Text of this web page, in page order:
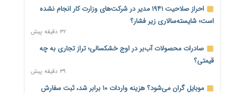
احراز صلاحیت ۱۹۴۱ مدیر در شرکت‌های وزارت کار انجام نشده
است؛ شایسته‌سالاری زیر فشار؟
۳۲ دقیقه پیش
صادرات محصولات آب‌بر در اوج خشکسالی؛ تراز تجاری به چه
قیمتی؟
۳۹ دقیقه پیش
موبایل گران می‌شود؟ هزینه واردات ۱۰ برابر شد، ثبت سفارش